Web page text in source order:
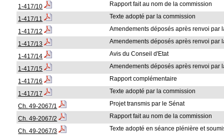
1-417/10 Rapport fait au nom de la commission
1-417/11 Texte adopté par la commission
1-417/12 Amendements déposés après renvoi par
1-417/13 Amendements déposés après renvoi par
1-417/14 Avis du Conseil d'Etat
1-417/15 Amendements déposés après renvoi par
1-417/16 Rapport complémentaire
1-417/17 Texte adopté par la commission
Ch. 49-2067/1 Projet transmis par le Sénat
Ch. 49-2067/2 Rapport fait au nom de la commission
Ch. 49-2067/3 Texte adopté en séance plénière et